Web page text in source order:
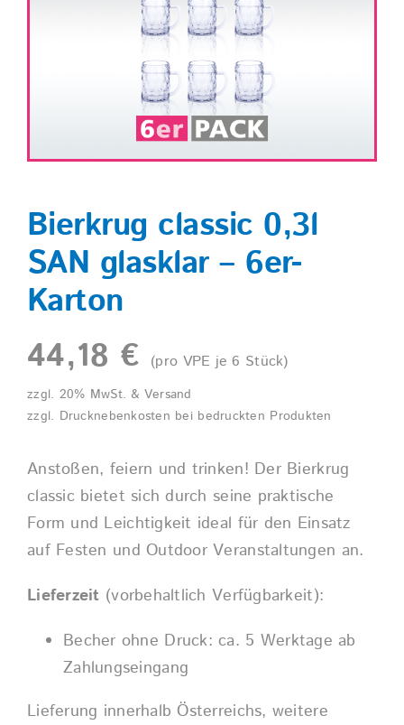
Bierkrug classic 0,3l
SAN glasklar – 6er-
Karton
44,18 € (pro VPE je 6 Stück)
zzgl. 20% MwSt. & Versand
zzgl. Drucknebenkosten bei bedruckten Produkten
Anstoßen, feiern und trinken! Der Bierkrug
classic bietet sich durch seine praktische
Form und Leichtigkeit ideal für den Einsatz
auf Festen und Outdoor Veranstaltungen an.
Lieferzeit (vorbehaltlich Verfügbarkeit):
Becher ohne Druck: ca. 5 Werktage ab
Zahlungseingang
Lieferung innerhalb Österreichs, weitere